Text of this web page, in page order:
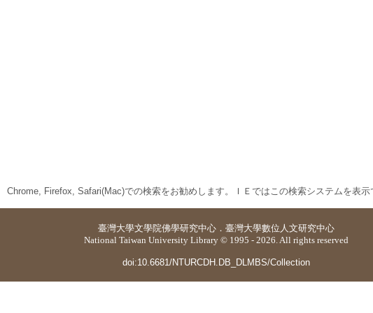
Chrome, Firefox, Safari(Mac)での検索をお勧めします。ＩＥではこの検索システムを表示
臺灣大學文學院佛學研究中心 ． 臺灣大學數位人文研究中心
National Taiwan University Library © 1995 - 2026. All rights reserved
doi:10.6681/NTURCDH.DB_DLMBS/Collection